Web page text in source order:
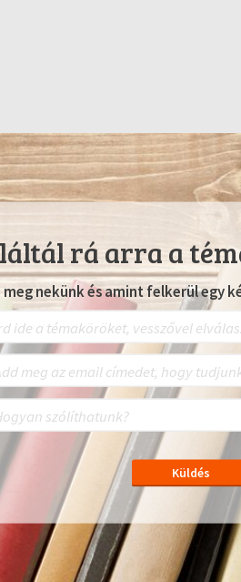
rá arra a
meg nekünk és amint felkerül egy